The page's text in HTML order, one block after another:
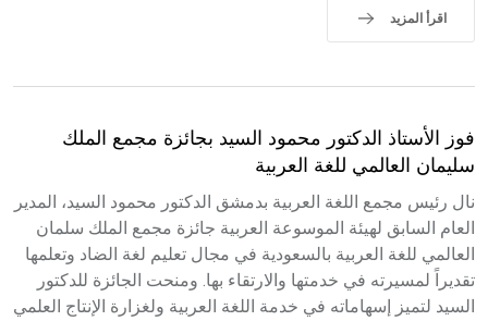
اقرأ المزيد
فوز الأستاذ الدكتور محمود السيد بجائزة مجمع الملك
سليمان العالمي للغة العربية
نال رئيس مجمع اللغة العربية بدمشق الدكتور محمود السيد، المدير
العام السابق لهيئة الموسوعة العربية جائزة مجمع الملك سلمان
العالمي للغة العربية بالسعودية في مجال تعليم لغة الضاد وتعلمها
تقديراً لمسيرته في خدمتها والارتقاء بها. ومنحت الجائزة للدكتور
السيد لتميز إسهاماته في خدمة اللغة العربية ولغزارة الإنتاج العلمي